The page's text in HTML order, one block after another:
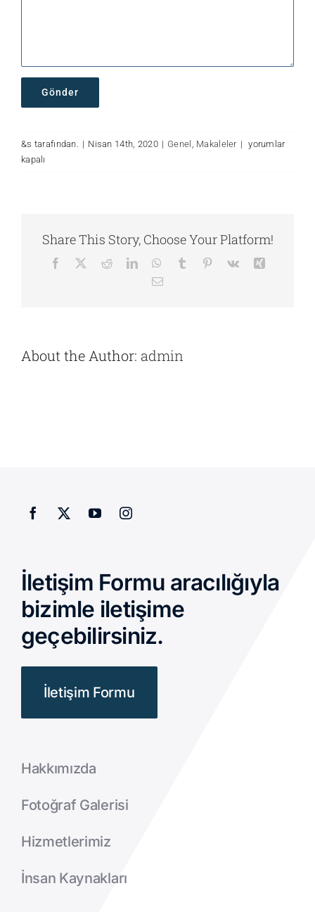
&s tarafından. | Nisan 14th, 2020 | Genel , Makaleler | İş
yorumlar
kapalı
Share This Story, Choose Your Platform!
Facebook RedditLinkedInWhatsApp
Tumblr Pinterest
Vk
E-
About the Author: admin
İletişim Formu aracılığıyla
bizimle iletişime
geçebilirsiniz.
İletişim Formu
Hakkımızda
Fotoğraf Galerisi
Hizmetlerimiz
İnsan Kaynakları